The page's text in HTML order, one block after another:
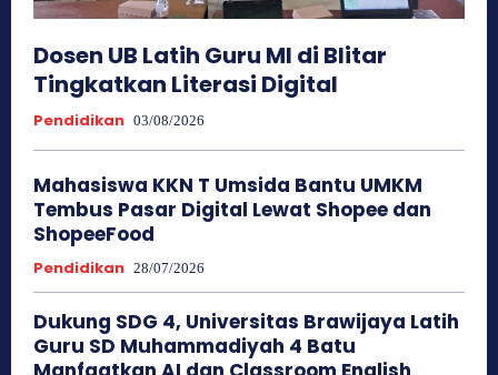
Dosen UB Latih Guru MI di Blitar
Tingkatkan Literasi Digital
Pendidikan 03/08/2026
Mahasiswa KKN T Umsida Bantu UMKM
Tembus Pasar Digital Lewat Shopee dan
ShopeeFood
Pendidikan 28/07/2026
Dukung SDG 4, Universitas Brawijaya Latih
Guru SD Muhammadiyah 4 Batu